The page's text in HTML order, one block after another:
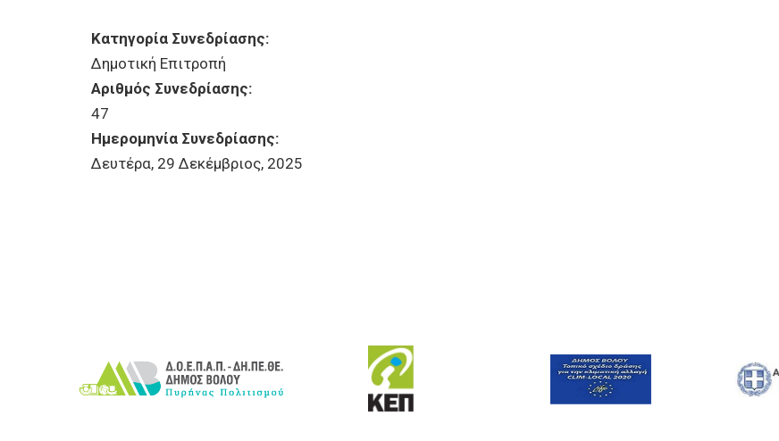
Κατηγορία Συνεδρίασης:
Δημοτική Επιτροπή
Αριθμός Συνεδρίασης:
47
Ημερομηνία Συνεδρίασης:
Δευτέρα, 29 Δεκέμβριος, 2025